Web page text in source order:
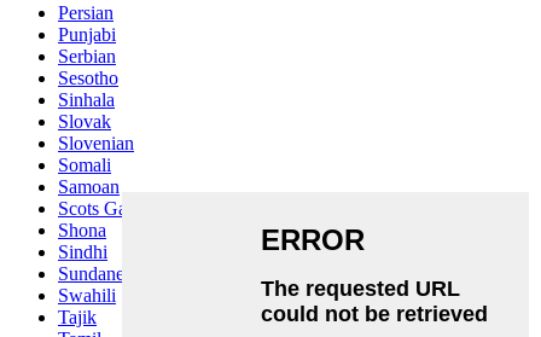
Persian
Punjabi
Serbian
Sesotho
Sinhala
Slovak
Slovenian
Somali
Samoan
Scots Gaelic
Shona
Sindhi
Sundanese
Swahili
Tajik